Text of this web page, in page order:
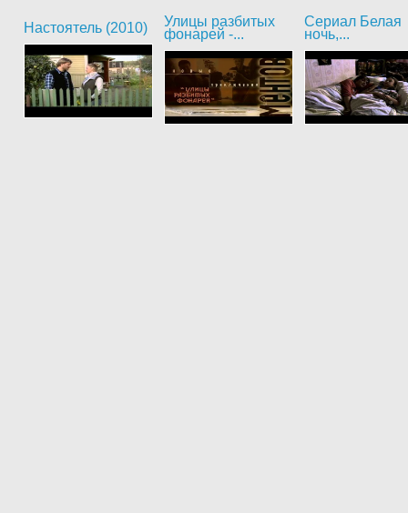
Настоятель (2010)
Улицы разбитых
фонарей -...
Сериал Белая
ночь,...